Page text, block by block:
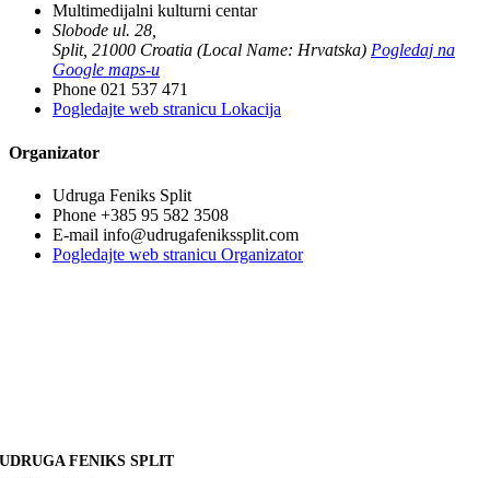
Multimedijalni kulturni centar
Slobode ul. 28,
Split, 21000 Croatia (Local Name: Hrvatska) Pogledaj na
Google maps-u
Phone 021 537 471
Pogledajte web stranicu Lokacija
Organizator
Udruga Feniks Split
Phone +385 95 582 3508
E-mail info@udrugafenikssplit.com
Pogledajte web stranicu Organizator
UDRUGA FENIKS SPLIT